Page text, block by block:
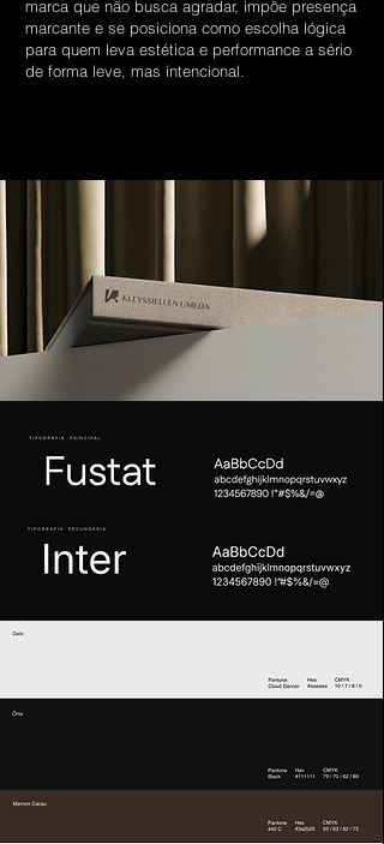
marca que não busca agradar, impõe presença
marcante e se posiciona como escolha lógica
para quem leva estética e performance a sério
de forma leve, mas intencional.